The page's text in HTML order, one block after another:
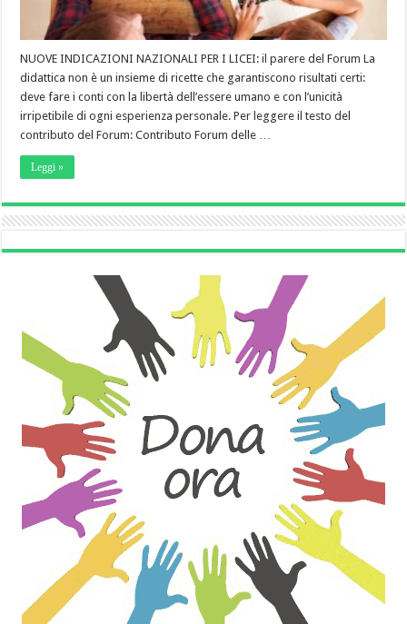
NUOVE INDICAZIONI NAZIONALI PER I LICEI: il parere del Forum La
didattica non è un insieme di ricette che garantiscono risultati certi:
deve fare i conti con la libertà dell’essere umano e con l’unicità
irripetibile di ogni esperienza personale. Per leggere il testo del
contributo del Forum: Contributo Forum delle …
Leggi »